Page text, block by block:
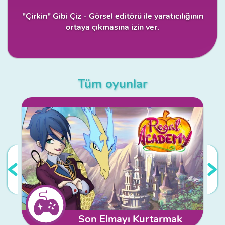
"Çirkin" Gibi Çiz - Görsel editörü ile yaratıcılığının
ortaya çıkmasına izin ver.
Tüm oyunlar
Son Elmayı Kurtarmak